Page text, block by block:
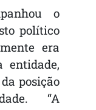
o
político
era
entidade,
posição
“A